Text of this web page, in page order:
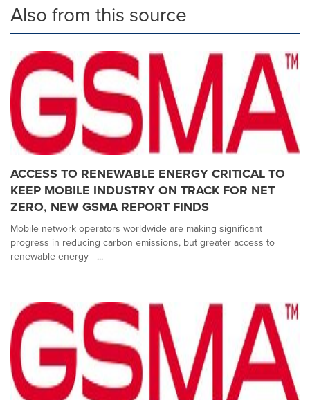
Also from this source
ACCESS TO RENEWABLE ENERGY CRITICAL TO
KEEP MOBILE INDUSTRY ON TRACK FOR NET
ZERO, NEW GSMA REPORT FINDS
Mobile network operators worldwide are making significant
progress in reducing carbon emissions, but greater access to
renewable energy –...